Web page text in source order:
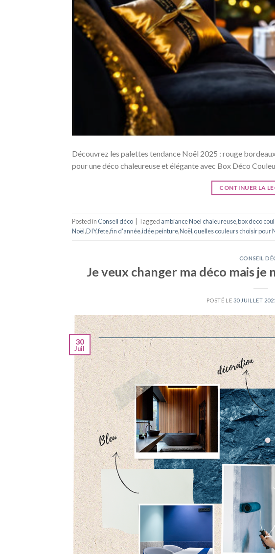
Découvrez les palettes tendance Noël 2025 : rouge
pour une déco chaleureuse et élégante avec Box Déco
CONTINUER LA
Posted inConseil déco Tagged ambiance Noël chaleureuse,box deco
Noël,DIY,fete,fin d'année,idée peinture,Noël,quelles couleurs choisir pour
CONSEIL
Je veux changer ma déco mais je
POSTÉ LE 30 JUILLET
30
Juil